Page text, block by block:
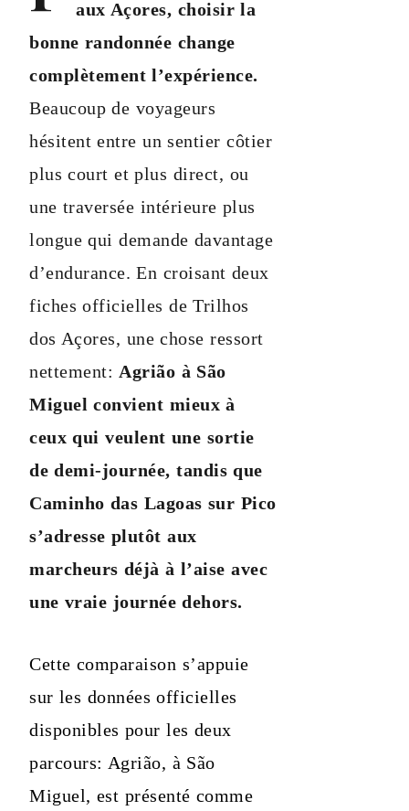
aux Açores, choisir la
bonne randonnée change
complètement l’expérience.
Beaucoup de voyageurs
hésitent entre un sentier côtier
plus court et plus direct, ou
une traversée intérieure plus
longue qui demande davantage
d’endurance. En croisant deux
fiches officielles de Trilhos
dos Açores, une chose ressort
nettement: Agrião à São
Miguel convient mieux à
ceux qui veulent une sortie
de demi-journée, tandis que
Caminho das Lagoas sur Pico
s’adresse plutôt aux
marcheurs déjà à l’aise avec
une vraie journée dehors.
Cette comparaison s’appuie
sur les données officielles
disponibles pour les deux
parcours: Agrião, à São
Miguel, est présenté comme